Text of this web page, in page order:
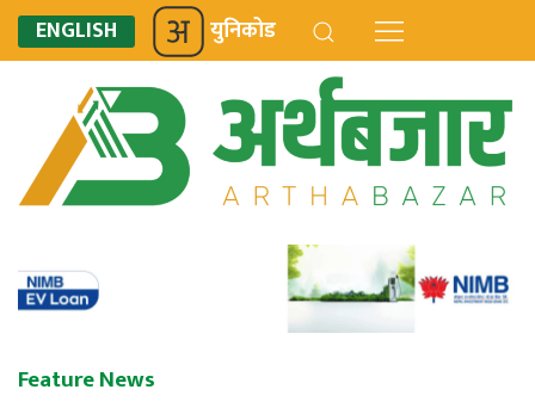
ENGLISH युनिकोड
Feature News